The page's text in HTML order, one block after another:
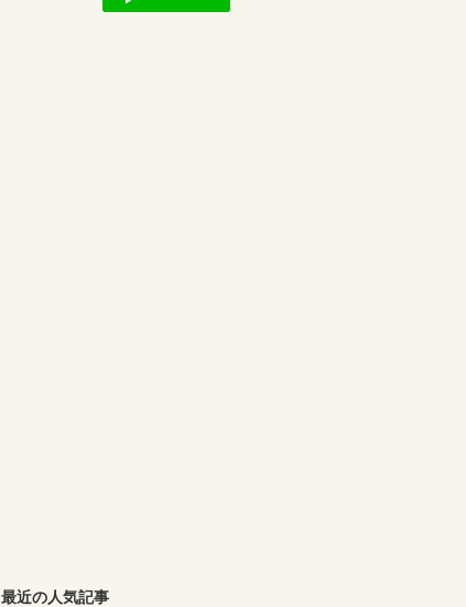
最近の人気記事